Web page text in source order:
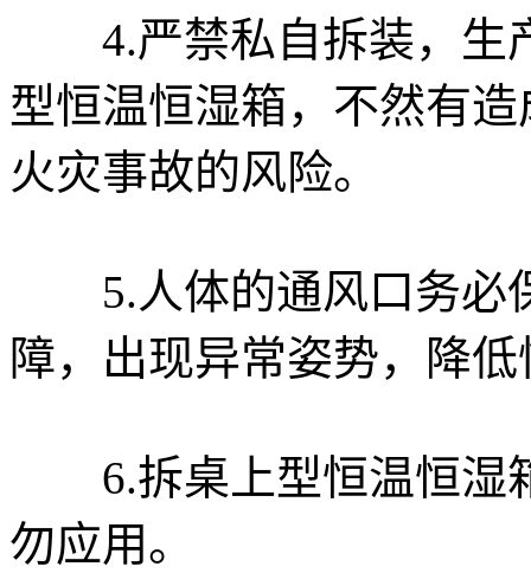
4.严禁私自拆装，生
型恒温恒湿箱，不然有
火灾事故的风险。
5.人体的通风口务必
障，出现异常姿势，降
6.拆桌上型恒温恒湿
勿应用。